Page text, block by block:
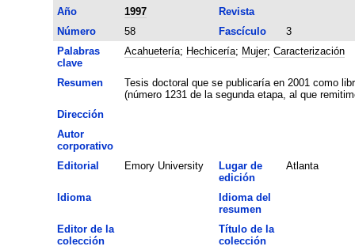
Año
1997
Revista
Número
58 Fascículo
3
Palabras
clave
Acahuetería; Hechicería; Mujer; Caracterización
Resumen
Tesis doctoral que se publicaría en 2001 como
(número 1231 de la segunda etapa, al que
Dirección
Autor
corporativo
Editorial
Emory University
Lugar de
edición
Atlanta
Idioma
Idioma del
resumen
Editor de la
colección
Título de la
colección